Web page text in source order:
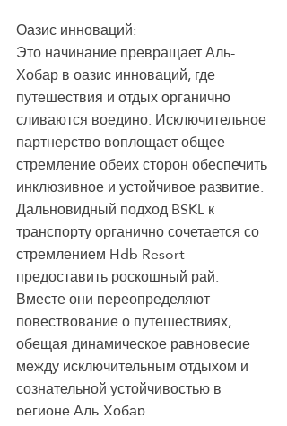
Оазис инноваций:
Это начинание превращает Аль-
Хобар в оазис инноваций, где
путешествия и отдых органично
сливаются воедино. Исключительное
партнерство воплощает общее
стремление обеих сторон обеспечить
инклюзивное и устойчивое развитие.
Дальновидный подход BSKL к
транспорту органично сочетается со
стремлением Hdb Resort
предоставить роскошный рай.
Вместе они переопределяют
повествование о путешествиях,
обещая динамическое равновесие
между исключительным отдыхом и
сознательной устойчивостью в
регионе Аль-Хобар.